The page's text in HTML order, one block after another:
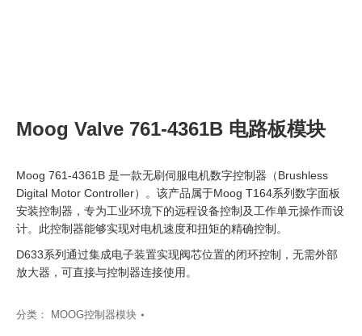
Moog Valve 761-4361B 电路板模块
Moog 761-4361B 是一款无刷伺服电机数字控制器（Brushless
Digital Motor Controller）。该产品属于Moog T164系列数字面板
安装控制器，专为工业环境下的远程设备控制及工作单元操作而设
计。此控制器能够实现对电机速度和扭矩的精确控制。
D633系列通过集成电子装置实现阀芯位置的闭环控制，无需外部
放大器，可直接与控制器连接使用。
分类： MOOG控制器模块